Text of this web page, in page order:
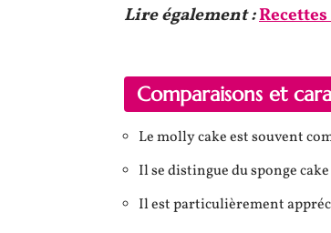
Lire également :
Comparaisons et
Le molly cake est souvent
Il se distingue du sponge
Il est particulièrement